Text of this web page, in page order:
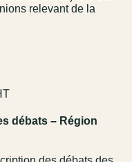
relevant de la
débats – Région